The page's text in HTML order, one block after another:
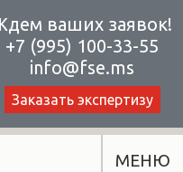
ваших заявок!
+7 (995) 100-33-55
info@fse.ms
Заказать экспертизу
МЕНЮ